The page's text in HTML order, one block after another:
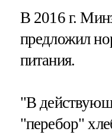
В 2016 г.
предложил
питания.
"В
"перебор"